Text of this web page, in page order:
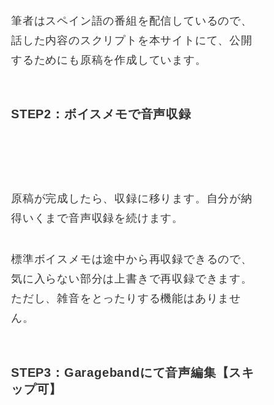
筆者はスペイン語の番組を配信しているので、
話した内容のスクリプトを本サイトにて、公開
するためにも原稿を作成しています。
STEP2：ボイスメモで音声収録
原稿が完成したら、収録に移ります。自分が納
得いくまで音声収録を続けます。
標準ボイスメモは途中から再収録できるので、
気に入らない部分は上書き で再収録できます。
ただし、雑音をとったりする機能はありませ
ん。
STEP3：Garagebandにて音声編集【スキ
ップ可】